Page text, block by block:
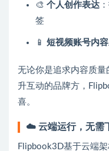
🎨 个人创作表达
签
📱 短视频账号内
无论你是追求内容质
升互动的品牌方，
喜。
☁️ 云端运行，无需
Flipbook3D基于云端架